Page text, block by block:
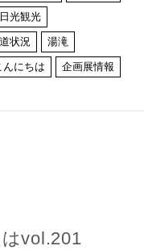
光観光
状況 湯滝
んにちは 企画展情報
vol.201